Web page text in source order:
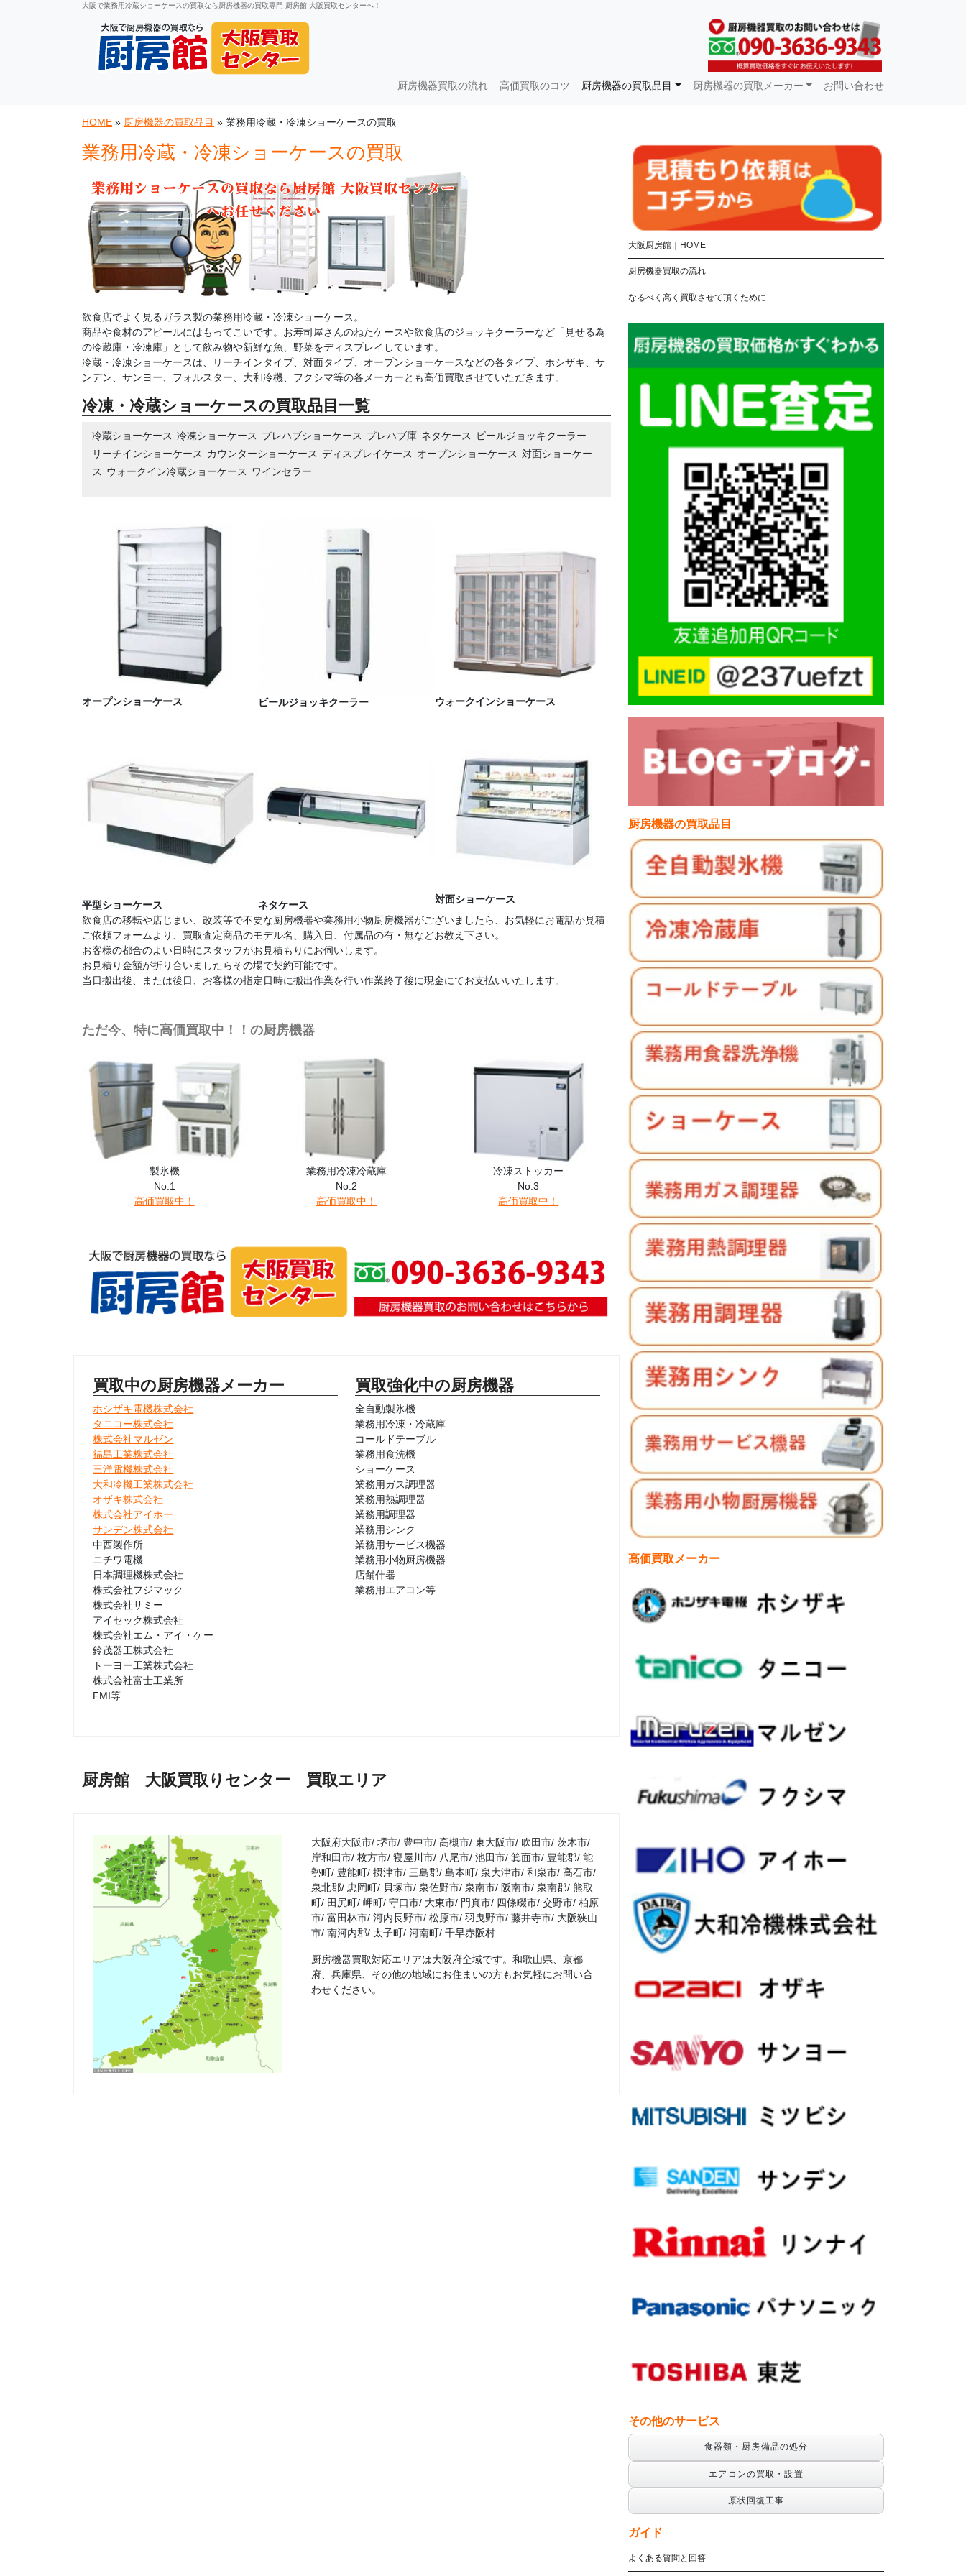
大阪で業務用冷蔵ショーケースの買取なら厨房機器の買取専門 厨房館 大阪買取センターへ！
厨房機器買取の流れ 高価買取のコツ 厨房機器の買取品目 厨房機器の買取メーカー お問い合わせ
HOME » 厨房機器の買取品目 » 業務用冷蔵・冷凍ショーケースの買取
業務用冷蔵・冷凍ショーケースの買取
飲食店でよく見るガラス製の業務用冷蔵・冷凍ショーケース。
商品や食材のアピールにはもってこいです。お寿司屋さんのねたケースや飲食店のジョッキクーラーなど「見せる為
の冷蔵庫・冷凍庫」として飲み物や新鮮な魚、野菜をディスプレイしています。
冷蔵・冷凍ショーケースは、リーチインタイプ、対面タイプ、オープンショーケースなどの各タイプ、ホシザキ、サ
ンデン、サンヨー、フォルスター、大和冷機、フクシマ等の各メーカーとも高価買取させていただきます。
冷凍・冷蔵ショーケースの買取品目一覧
冷蔵ショーケース 冷凍ショーケース プレハブショーケース プレハブ庫 ネタケース
ビールジョッキクーラー
リーチインショーケース カウンターショーケース ディスプレイケース オープンショーケース 対面ショーケー
ス ウォークイン冷蔵ショーケース ワインセラー
オープンショーケース ビールジョッキクーラー ウォークインショーケース
平型ショーケース ネタケース
対面ショーケース
飲食店の移転や店じまい、改装等で不要な厨房機器や業務用小物厨房機器がございましたら、お気軽にお電話か見積
ご依頼フォームより、買取査定商品のモデル名、購入日、付属品の有・無などお教え下さい。
お客様の都合のよい日時にスタッフがお見積もりにお伺いします。
お見積り金額が折り合いましたらその場で契約可能です。
当日搬出後、または後日、お客様の指定日時に搬出作業を行い作業終了後に現金にてお支払いいたします。
ただ今、特に高価買取中！！の厨房機器
製氷機
No.1
高価買取中！
業務用冷凍冷蔵庫
No.2
高価買取中！
冷凍ストッカー
No.3
高価買取中！
買取中の厨房機器メーカー
ホシザキ電機株式会社
タニコー株式会社
株式会社マルゼン
福島工業株式会社
三洋電機株式会社
大和冷機工業株式会社
オザキ株式会社
株式会社アイホー
サンデン株式会社
中西製作所
ニチワ電機
日本調理機株式会社
株式会社フジマック
株式会社サミー
アイセック株式会社
株式会社エム・アイ・ケー
鈴茂器工株式会社
トーヨー工業株式会社
株式会社富士工業所
FMI等
買取強化中の厨房機器
全自動製氷機
業務用冷凍・冷蔵庫
コールドテーブル
業務用食洗機
ショーケース
業務用ガス調理器
業務用熱調理器
業務用調理器
業務用シンク
業務用サービス機器
業務用小物厨房機器
店舗什器
業務用エアコン等
厨房館 大阪買取りセンター 買取エリア
大阪府大阪市 堺市 豊中市 高槻市 東大阪市 吹田市 茨木市
岸和田市 枚方市 寝屋川市 八尾市 池田市 箕面市 豊能郡 能
勢町 豊能町 摂津市 三島郡 島本町 泉大津市 和泉市 高石市
泉北郡 忠岡町 貝塚市 泉佐野市 泉南市 阪南市 泉南郡 熊取
町
田尻町 岬町 守口市 大東市 門真市 四條畷市 交野市 柏原
市 富田林市 河内長野市 松原市 羽曳野市 藤井寺市 大阪狭山
市 南河内郡 太子町 河南町 千早赤阪村
厨房機器買取対応エリアは大阪府全域です。和歌山県、京都
府、兵庫県、その他の地域にお住まいの方もお気軽にお問い合
わせください。
大阪厨房館｜HOME
厨房機器買取の流れ
なるべく高く買取させて頂くために
厨房機器の買取品目
高価買取メーカー
その他のサービス
食器類・厨房備品の処分
エアコンの買取・設置
原状回復工事
ガイド
よくある質問と回答